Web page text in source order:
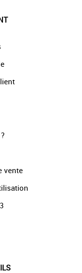
vente